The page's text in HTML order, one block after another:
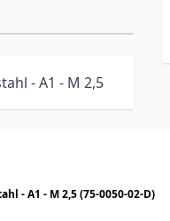
- A1 - M 2,5
- A1 - M 2,5 (75-0050-02-D)